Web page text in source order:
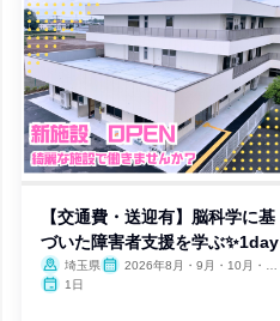
【交通費・送迎有】脳科学に基
づいた障害者支援を学ぶ✨1day
埼玉県
2026年8月・9月・10月・11
1日